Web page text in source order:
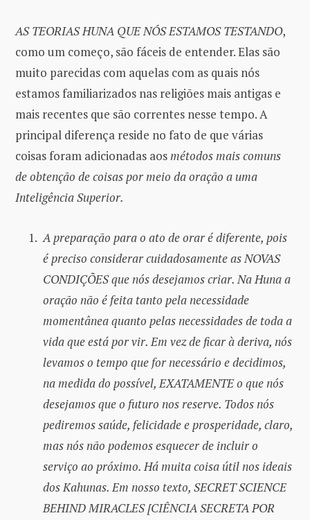
AS TEORIAS HUNA QUE NÓS ESTAMOS TESTANDO,
como um começo, são fáceis de entender. Elas são
muito parecidas com aquelas com as quais nós
estamos familiarizados nas religiões mais antigas e
mais recentes que são correntes nesse tempo. A
principal diferença reside no fato de que várias
coisas foram adicionadas aosmétodos mais comuns
de obtenção de coisas por meio da oração a uma
Inteligência Superior.
A preparação para o ato de orar é diferente, pois
é preciso considerar cuidadosamente as NOVAS
CONDIÇÕES que nós desejamos criar. Na Huna a
oração não é feita tanto pela necessidade
momentânea quanto pelas necessidades de toda a
vida que está por vir. Em vez de ficar à deriva, nós
levamos o tempo que for necessário e decidimos,
na medida do possível, EXATAMENTE o que nós
desejamos que o futuro nos reserve. Todos nós
pediremos saúde, felicidade e prosperidade, claro,
mas nós não podemos esquecer de incluir o
serviço ao próximo. Há muita coisa útil nos ideais
dos Kahunas. Em nosso texto, SECRET SCIENCE
BEHIND MIRACLES [CIÊNCIA SECRETA POR